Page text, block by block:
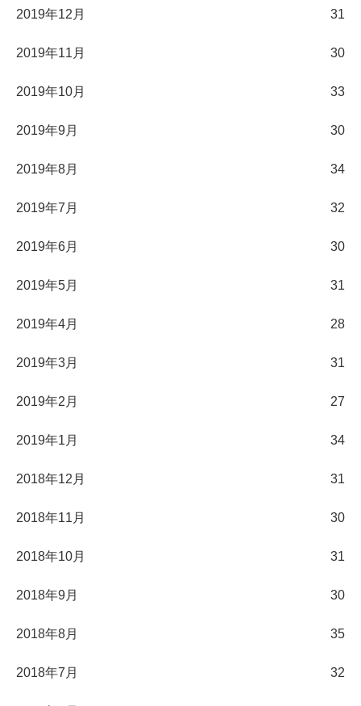
2019年12月 31
2019年11月 30
2019年10月 33
2019年9月 30
2019年8月 34
2019年7月 32
2019年6月 30
2019年5月 31
2019年4月 28
2019年3月 31
2019年2月 27
2019年1月 34
2018年12月 31
2018年11月 30
2018年10月 31
2018年9月 30
2018年8月 35
2018年7月 32